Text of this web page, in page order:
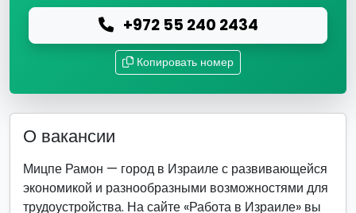
+972 55 240 2434
Копировать номер
О вакансии
Мицпе Рамон — город в Израиле с развивающейся
экономикой и разнообразными возможностями для
трудоустройства. На сайте «Работа в Израиле» вы